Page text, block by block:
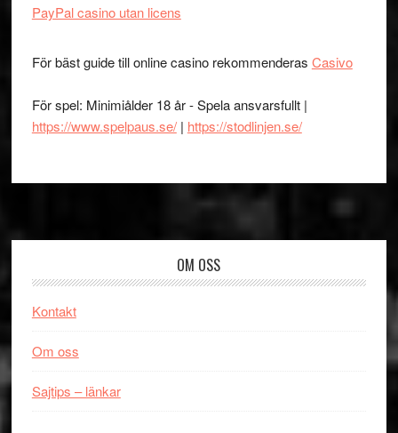
PayPal casino utan licens
För bäst guide till online casino rekommenderas Casivo
För spel: Minimiålder 18 år - Spela ansvarsfullt |
https://www.spelpaus.se/| https://stodlinjen.se/
OM OSS
Kontakt
Om oss
Sajtips – länkar